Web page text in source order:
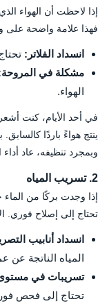
إذا لاحظت أن الهواء
فهذا علامة واضحة
انسداد الفلاتر:
مشكلة في
الهواء.
في أحد الأيام، كنت
ينتج هواءً باردًا
وبمجرد تنظيفه، عاد
2. تسريب المياه
إذا وجدت بركًا من
تحتاج إلى إصلاح فوري.
انسداد أنابيب
المياه الناتجة عن
تسريبات في
تحتاج إلى فحص